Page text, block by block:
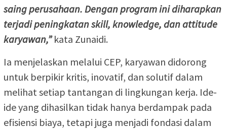
saing perusahaan. Dengan program ini diharapkan
terjadi peningkatan skill, knowledge, dan attitude
karyawan,”kata Zunaidi.
Ia menjelaskan melalui CEP, karyawan didorong
untuk berpikir kritis, inovatif, dan solutif dalam
melihat setiap tantangan di lingkungan kerja. Ide-
ide yang dihasilkan tidak hanya berdampak pada
efisiensi biaya, tetapi juga menjadi fondasi dalam